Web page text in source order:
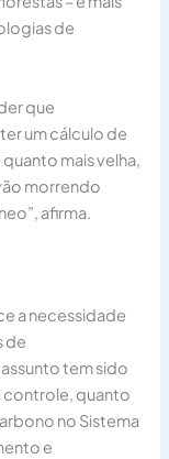
de
que
um cálculo de
mais velha,
morrendo
afirma.
a necessidade
de
tem sido
controle, quanto
no Sistema
e